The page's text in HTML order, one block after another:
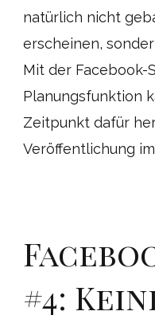
natürlich nicht
erscheinen,
Mit der Facebook-
Planungsfunktion
Zeitpunkt dafür
Veröffentlichung
#4: